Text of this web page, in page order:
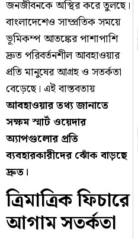
জনজীবনকে অস্থির করে তুলছে।
বাংলাদেশেও সাম্প্রতিক সময়ে
ভূমিকম্প আতঙ্কের পাশাপাশি
দ্রুত পরিবর্তনশীল আবহাওয়ার
প্রতি মানুষের আগ্রহ ও সতর্কতা
বেড়েছে। এই বাস্তবতায়
আবহাওয়ার তথ্য জানাতে
সক্ষম স্মার্ট ওয়েদার
অ্যাপগুলোর প্রতি
ব্যবহারকারীদের ঝোঁক বাড়ছে
দ্রুত।
ত্রিমাত্রিক ফিচারে
আগাম সতর্কতা